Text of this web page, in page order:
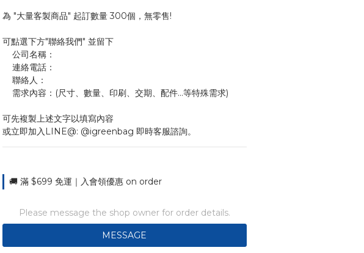
為 "大量客製商品" 起訂數量 300個，無零售!
可點選下方"聯絡我們" 並留下
    公司名稱：
    連絡電話：
    聯絡人：
    需求內容：(尺寸、數量、印刷、交期、配件...等特殊需求)
可先複製上述文字以填寫內容
或立即加入LINE@: @igreenbag 即時客服諮詢。
🚚 滿 $699 免運｜入會領優惠 on order
Please message the shop owner for order details.
MESSAGE